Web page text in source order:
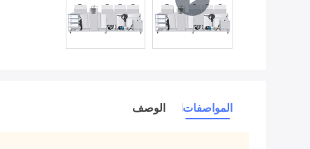
المواصفات الوصف